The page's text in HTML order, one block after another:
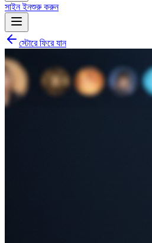
সাইন ইনশুরু করুন
স্টোরে ফিরে যান